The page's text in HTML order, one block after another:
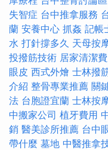
失智症 台中推拿服務
蘭 安養中心 抓姦 記帳
水 打針撐多久 天母按
投撥筋技術 居家清潔
眼皮 西式外燴 士林撥
介紹 整骨專業推薦 關
法 台胞證宜蘭 士林按
中搬家公司 植牙費用
銷 醫美診所推薦 台中
帶什麼 墓地 中醫推拿